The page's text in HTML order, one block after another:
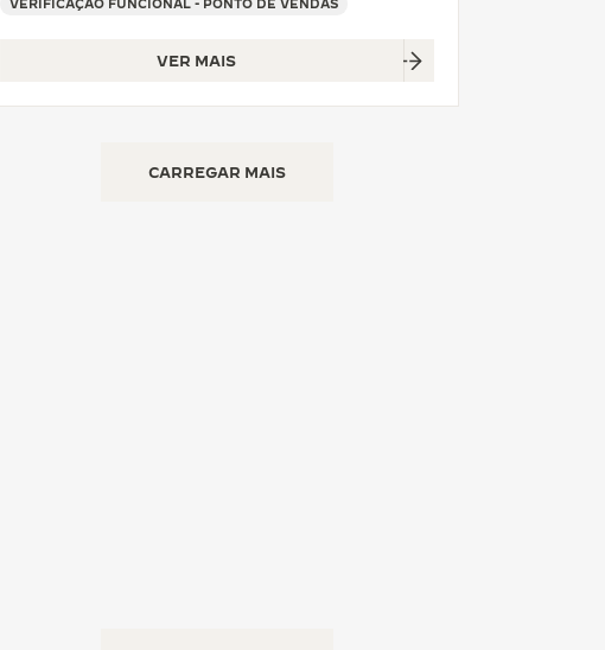
VERIFICAÇÃO FUNCIONAL - PONTO DE VENDAS
VER MAIS
CARREGAR MAIS